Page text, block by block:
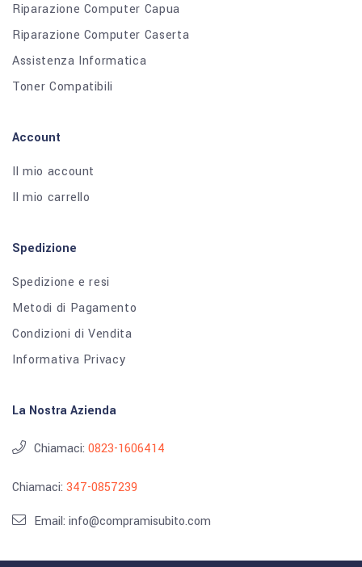
Riparazione Computer Capua
Riparazione Computer Caserta
Assistenza Informatica
Toner Compatibili
Account
Il mio account
Il mio carrello
Spedizione
Spedizione e resi
Metodi di Pagamento
Condizioni di Vendita
Informativa Privacy
La Nostra Azienda
Chiamaci: 0823-1606414
Chiamaci: 347-0857239
Email: info@compramisubito.com